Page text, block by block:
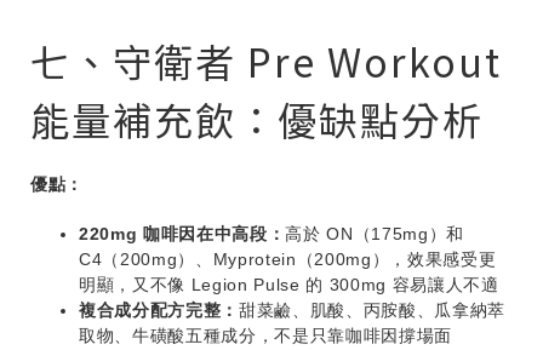
七、守衛者 Pre Workout
能量補充飲：優缺點分析
優點：
220mg 咖啡因在中高段：高於 ON（175mg）和
C4（200mg）、Myprotein（200mg），效果感受更
明顯，又不像 Legion Pulse 的 300mg 容易讓人不適
複合成分配方完整： 甜菜鹼、肌酸、丙胺酸、瓜拿納萃
取物、牛磺酸五種成分，不是只靠咖啡因撐場面